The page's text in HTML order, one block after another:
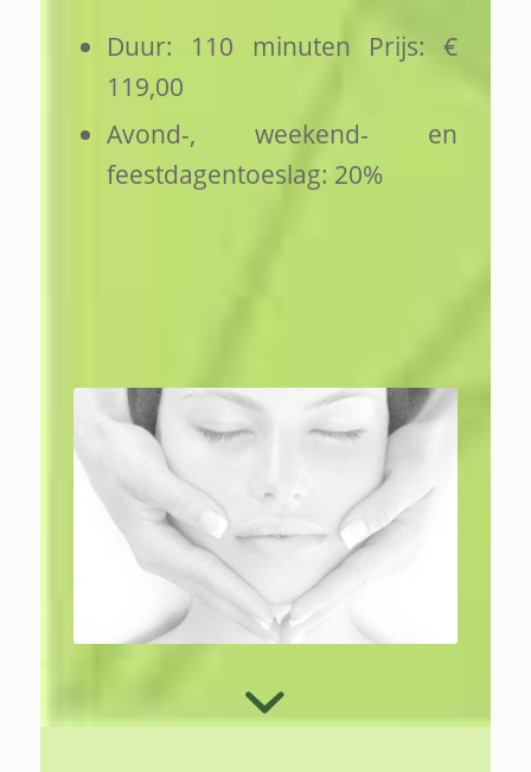
Duur: 110 minuten Prijs: €
119,00
Avond-, weekend- en
feestdagentoeslag: 20%